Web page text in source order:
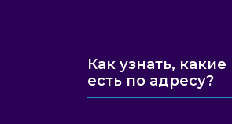
Как узнать,
есть по адресу?